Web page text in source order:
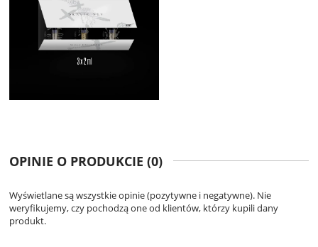
OPINIE O PRODUKCIE (0)
Wyświetlane są wszystkie opinie (pozytywne i negatywne). Nie
weryfikujemy, czy pochodzą one od klientów, którzy kupili dany
produkt.